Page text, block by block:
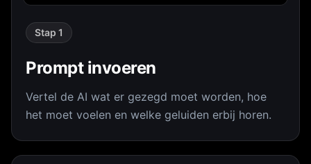
Stap 1
Prompt invoeren
Vertel de AI wat er gezegd moet worden, hoe
het moet voelen en welke geluiden erbij horen.